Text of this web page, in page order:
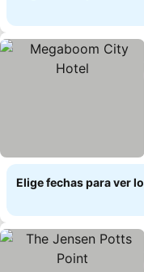
Elige fechas para ver